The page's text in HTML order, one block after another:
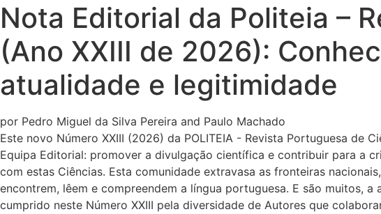
Nota Editorial da Politeia –
(Ano XXIII de 2026):
atualidade e legitimidade
por Pedro Miguel da Silva Pereira and Paulo Machado
Este novo Número XXIII (2026) da POLITEIA - Revista Portuguesa de
Equipa Editorial: promover a divulgação científica e contribuir para a
com estas Ciências. Esta comunidade extravasa as fronteiras
encontrem, lêem e compreendem a língua portuguesa. E são muitos,
cumprido neste Número XXIII pela diversidade de Autores que